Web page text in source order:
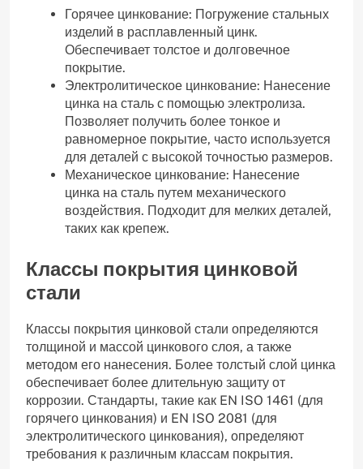
Горячее цинкование: Погружение стальных
изделий в расплавленный цинк.
Обеспечивает толстое и долговечное
покрытие.
Электролитическое цинкование: Нанесение
цинка на сталь с помощью электролиза.
Позволяет получить более тонкое и
равномерное покрытие, часто используется
для деталей с высокой точностью размеров.
Механическое цинкование: Нанесение
цинка на сталь путем механического
воздействия. Подходит для мелких деталей,
таких как крепеж.
Классы покрытия цинковой
стали
Классы покрытия цинковой стали определяются
толщиной и массой цинкового слоя, а также
методом его нанесения. Более толстый слой цинка
обеспечивает более длительную защиту от
коррозии. Стандарты, такие как EN ISO 1461 (для
горячего цинкования) и EN ISO 2081 (для
электролитического цинкования), определяют
требования к различным классам покрытия.